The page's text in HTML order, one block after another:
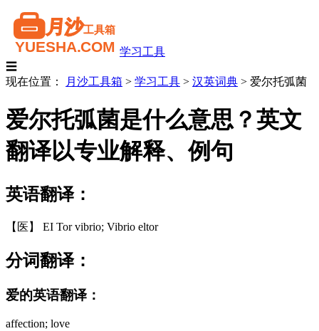
学习工具
☰
现在位置：
月沙工具箱 > 学习工具 > 汉英词典 > 爱尔托弧菌
爱尔托弧菌是什么意思？英文
翻译以专业解释、例句
英语翻译：
【医】 EI Tor vibrio; Vibrio eltor
分词翻译：
爱的英语翻译：
affection; love